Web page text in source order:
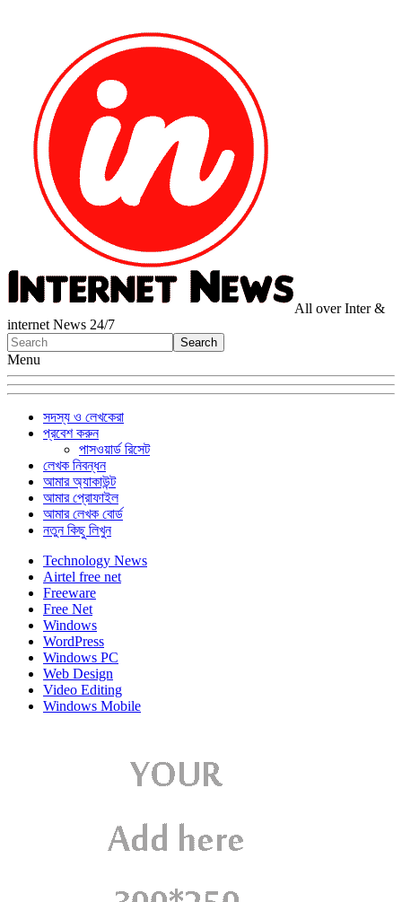
All over Inter &
internet News 24/7
Menu
সদস্য ও লেখকেরা
প্রবেশ করুন
পাসওয়ার্ড রিসেট
লেখক নিবন্ধন
আমার অ্যাকাউন্ট
আমার প্রোফাইল
আমার লেখক বোর্ড
নতুন কিছু লিখুন
Technology News
Airtel free net
Freeware
Free Net
Windows
WordPress
Windows PC
Web Design
Video Editing
Windows Mobile